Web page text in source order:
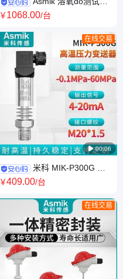
水质溶解氧 数字式水氧电极
￥1068.00/台
 00:06
在线交易
米科 MIK-P300G 高
温 压力变送器 赫斯曼接头 适用
￥409.00/台
在线交易